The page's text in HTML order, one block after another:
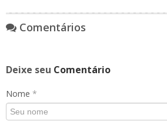
Comentários
Deixe seu Comentário
Nome *